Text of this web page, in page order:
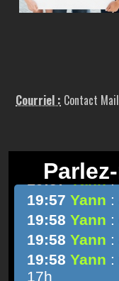
Courriel : Contact Mail